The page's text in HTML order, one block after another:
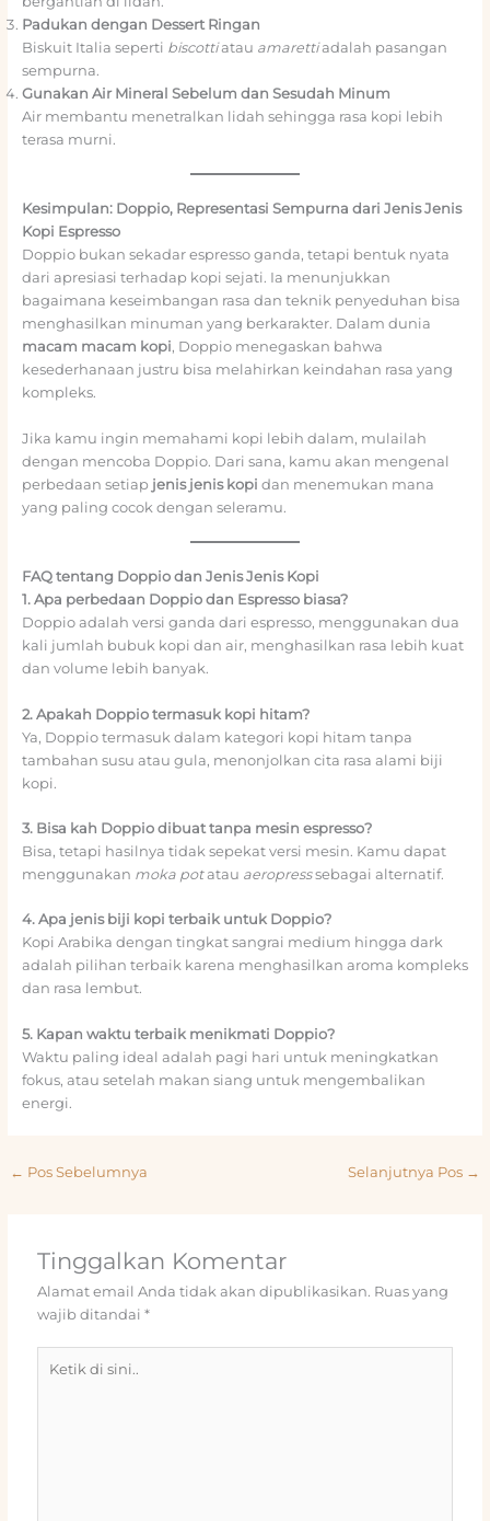
Padukan dengan Dessert Ringan
Biskuit Italia seperti biscottiatau amarettiadalah pasangan
sempurna.
Gunakan Air Mineral Sebelum dan Sesudah Minum
Air membantu menetralkan lidah sehingga rasa kopi lebih
terasa murni.
Kesimpulan: Doppio, Representasi Sempurna dari Jenis Jenis
Kopi Espresso
Doppio bukan sekadar espresso ganda, tetapi bentuk nyata
dari apresiasi terhadap kopi sejati. Ia menunjukkan
bagaimana keseimbangan rasa dan teknik penyeduhan bisa
menghasilkan minuman yang berkarakter. Dalam dunia
macam macam kopi, Doppio menegaskan bahwa
kesederhanaan justru bisa melahirkan keindahan rasa yang
kompleks.
Jika kamu ingin memahami kopi lebih dalam, mulailah
dengan mencoba Doppio. Dari sana, kamu akan mengenal
perbedaan setiap jenis jenis kopi dan menemukan mana
yang paling cocok dengan seleramu.
FAQ tentang Doppio dan Jenis Jenis Kopi
1. Apa perbedaan Doppio dan Espresso biasa?
Doppio adalah versi ganda dari espresso, menggunakan dua
kali jumlah bubuk kopi dan air, menghasilkan rasa lebih kuat
dan volume lebih banyak.
2. Apakah Doppio termasuk kopi hitam?
Ya, Doppio termasuk dalam kategori kopi hitam tanpa
tambahan susu atau gula, menonjolkan cita rasa alami biji
kopi.
3. Bisa kah Doppio dibuat tanpa mesin espresso?
Bisa, tetapi hasilnya tidak sepekat versi mesin. Kamu dapat
menggunakan moka potatau aeropresssebagai alternatif.
4. Apa jenis biji kopi terbaik untuk Doppio?
Kopi Arabika dengan tingkat sangrai medium hingga dark
adalah pilihan terbaik karena menghasilkan aroma kompleks
dan rasa lembut.
5. Kapan waktu terbaik menikmati Doppio?
Waktu paling ideal adalah pagi hari untuk meningkatkan
fokus, atau setelah makan siang untuk mengembalikan
energi.
← Pos Sebelumnya Selanjutnya Pos →
Tinggalkan Komentar
Alamat email Anda tidak akan dipublikasikan. Ruas yang
wajib ditandai*
di